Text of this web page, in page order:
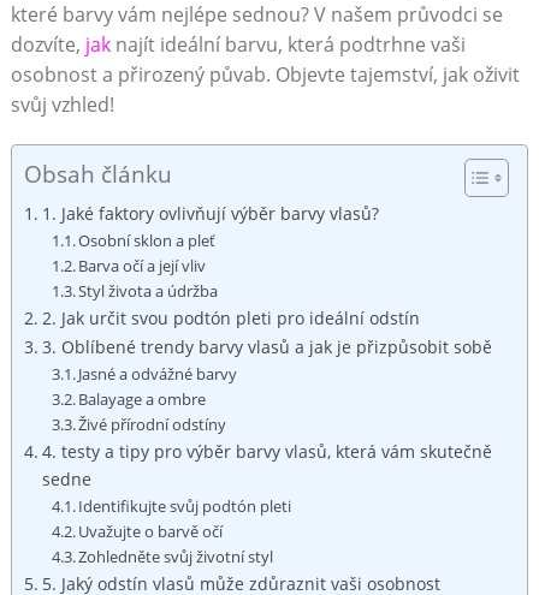
které barvy vám nejlépe sednou? V našem průvodci​ se⁢
dozvíte, jaknajít ideální barvu, která podtrhne vaši
osobnost a přirozený půvab.‍ Objevte tajemství, ‌jak oživit
svůj vzhled!
Obsah článku
1.‍ Jaké faktory ovlivňují‌ výběr ‍barvy ⁤vlasů?
Osobní⁤ sklon a pleť
Barva očí a její⁢ vliv
Styl života a údržba
2. Jak⁣ určit ​svou podtón pleti pro ideální odstín
3. ⁤Oblíbené ​trendy​ barvy vlasů a jak ⁣je přizpůsobit sobě
Jasné ‍a odvážné barvy
Balayage a ombre
Živé přírodní odstíny
4. testy a tipy pro⁢ výběr barvy⁤ vlasů, která vám skutečně
⁤sedne
Identifikujte svůj podtón pleti
Uvažujte o barvě očí
Zohledněte⁣ svůj životní styl
5. ⁢Jaký odstín vlasů ⁣může zdůraznit vaši osobnost